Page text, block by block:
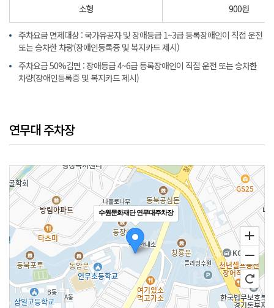
소형 900원
주차요금 면제대상 : 국가유공자 및 장애등급 1~3급 등록장애인이 직접 운전
또는 승차한 차량(장애인등록증 및 복지카드 제시)
주차요금 50%감면 : 장애등급 4~6급 등록장애인이 직접 운전 또는 승차한
차량(장애인등록증 및 복지카드 제시)
연무대 주차장
수원문화재단 연무대주차장